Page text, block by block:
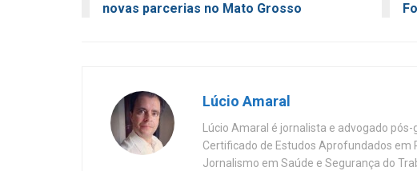
novas parcerias no Mato Grosso
Lúcio Amaral
Lúcio Amaral é jornalista e advogado
Certificado de Estudos Aprofundados em
Jornalismo em Saúde e Segurança do